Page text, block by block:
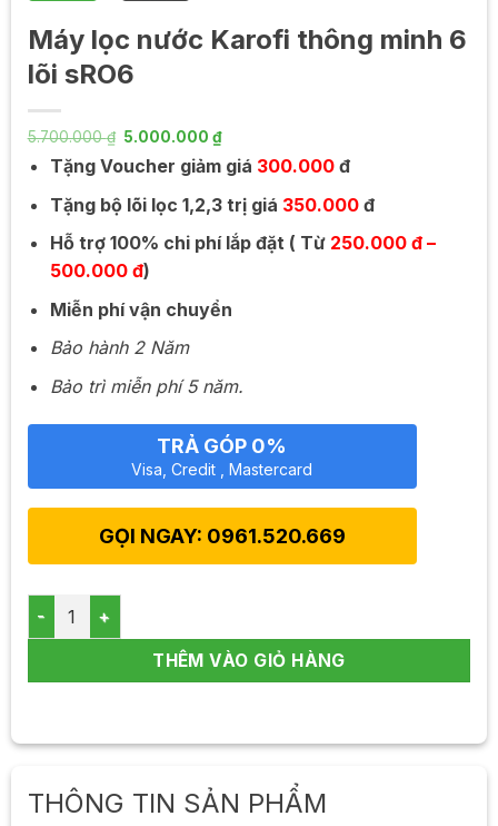
Máy lọc nước Karofi thông minh 6
lõi sRO6
5.700.000₫ Giá
là:
5.700.000 ₫.
5.000.000 ₫Giá
hiện
tại
là:
5.000.000 ₫.
Tặng Voucher giảm giá 300.000 đ
Tặng bộ lõi lọc 1,2,3 trị giá 350.000 đ
Hỗ trợ 100% chi phí lắp đặt ( Từ 250.000 đ –
500.000 đ)
Miễn phí vận chuyển
Bảo hành 2 Năm
Bảo trì miễn phí 5 năm.
TRẢ GÓP 0%
Visa, Credit , Mastercard
GỌI NGAY: 0961.520.669
Máy lọc nước Karofi thông minh 6 lõi sRO6 số lượng
THÊM VÀO GIỎ HÀNG
THÔNG TIN SẢN PHẨM